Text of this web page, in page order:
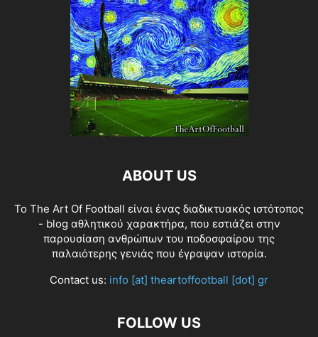
ABOUT US
Το The Art Of Football είναι ένας διαδικτυακός ιστότοπος
- blog αθλητικού χαρακτήρα, που εστιάζει στην
παρουσίαση ανθρώπων του ποδοσφαίρου της
παλαιότερης γενιάς που έγραψαν ιστορία.
Contact us: info [at] theartoffootball [dot] gr
FOLLOW US